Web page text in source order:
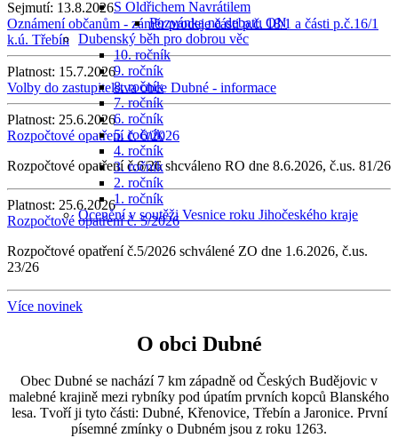
S Oldřichem Navrátilem
Pozvánka na debatu ON
Dubenský běh pro dobrou věc
10. ročník
9. ročník
8. ročník
7. ročník
6. ročník
5. ročník
4. ročník
3. ročník
2. ročník
1. ročník
Ocenění v soutěži Vesnice roku Jihočeského kraje
Sejmutí: 13.8.2026
Oznámení občanům - záměr prodeje části p.č. 18/1 a části p.č.16/1
k.ú. Třebín
Platnost: 15.7.2026
Volby do zastupitelstva obce Dubné - informace
Platnost: 25.6.2026
Rozpočtové opatření č. 6/2026
Rozpočtové opatření č.6/26 shcváleno RO dne 8.6.2026, č.us. 81/26
Platnost: 25.6.2026
Rozpočtové opatření č. 5/2026
Rozpočtové opatření č.5/2026 schválené ZO dne 1.6.2026, č.us.
23/26
Více novinek
O obci Dubné
Obec Dubné se nachází 7 km západně od Českých Budějovic v
malebné krajině mezi rybníky pod úpatím prvních kopců Blanského
lesa. Tvoří ji tyto části: Dubné, Křenovice, Třebín a Jaronice. První
písemné zmínky o Dubném jsou z roku 1263.